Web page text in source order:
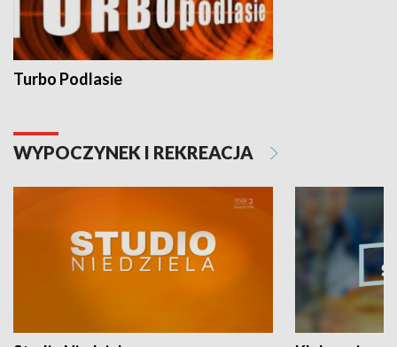
Turbo Podlasie
WYPOCZYNEK I REKREACJA